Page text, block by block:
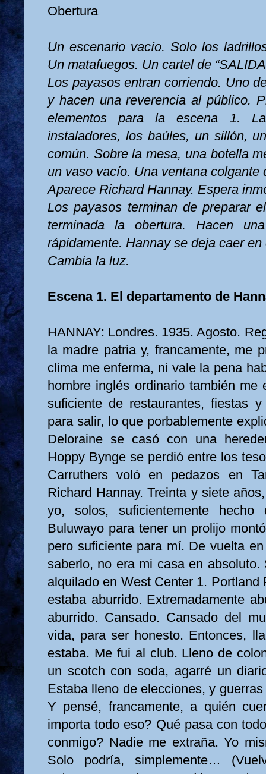
Obertura
Un escenario vacío. Solo los
Un matafuegos. Un cartel de
Los payasos entran corriendo. Uno
y hacen una reverencia al público.
elementos para la escena 1.
instaladores, los baúles, un sillón,
común. Sobre la mesa, una botella
un vaso vacío. Una ventana colgante
Aparece Richard Hannay. Espera
Los payasos terminan de preparar
terminada la obertura. Hacen
rápidamente. Hannay se deja caer en
Cambia la luz.
Escena 1. El departamento de
HANNAY: Londres. 1935. Agosto.
la madre patria y, francamente, me
clima me enferma, ni vale la pena
hombre inglés ordinario también me
suficiente de restaurantes, fiestas
para salir, lo que porbablemente
Deloraine se casó con una
Hoppy Bynge se perdió entre los
Carruthers voló en pedazos en
Richard Hannay. Treinta y siete
yo, solos, suficientemente
Buluwayo para tener un prolijo
pero suficiente para mí. De vuelta
saberlo, no era mi casa en absoluto.
alquilado en West Center 1.
estaba aburrido. Extremadamente
aburrido. Cansado. Cansado del
vida, para ser honesto. Entonces,
estaba. Me fui al club. Lleno de
un scotch con soda, agarré un
Estaba lleno de elecciones, y
Y pensé, francamente, a quién
importa todo eso? Qué pasa con
conmigo? Nadie me extraña. Yo
Solo podría, simplemente…